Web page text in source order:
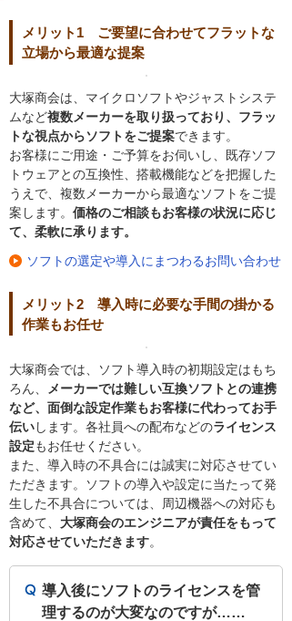
メリット1 ご要望に合わせてフラットな
立場から最適な提案
大塚商会は、マイクロソフトやジャストシステ
ムなど複数メーカーを取り扱っており、フラッ
トな視点からソフトをご提案できます。
お客様にご用途・ご予算をお伺いし、既存ソフ
トウェアとの互換性、搭載機能などを把握した
うえで、複数メーカーから最適なソフトをご提
案します。 価格のご相談もお客様の状況に応じ
て、柔軟に承ります。
ソフトの選定や導入にまつわるお問い合わせ
メリット2 導入時に必要な手間の掛かる
作業もお任せ
大塚商会では、ソフト導入時の初期設定はもち
ろん、
メーカーでは難しい互換ソフトとの連携
など、面倒な設定作業もお客様に代わってお手
伝いします。各社員への配布などのライセンス
設定もお任せください。
また、導入時の不具合には誠実に対応させてい
ただきます。ソフトの導入や設定に当たって発
生した不具合については、周辺機器への対応も
含めて、 大塚商会のエンジニアが責任をもって
対応させていただきます。
導入後にソフトのライセンスを管
理するのが大変なのですが……